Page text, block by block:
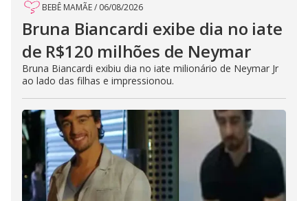
BEBÊ MAMÃE/ 06/08/2026
Bruna Biancardi exibe dia no iate
de R$120 milhões de Neymar
Bruna Biancardi exibiu dia no iate milionário de Neymar Jr
ao lado das filhas e impressionou.